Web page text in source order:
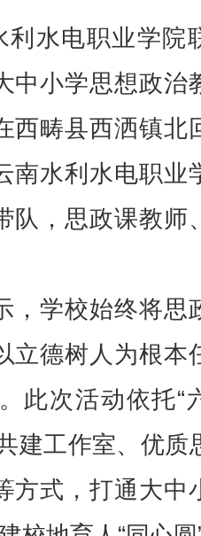
利水电职业学院
中小学思想政治
西畴县西洒镇北
南水利水电职业
队，思政课教师
，学校始终将思
立德树人为根本
此次活动依托“
建工作室、优质
方式，打通大中